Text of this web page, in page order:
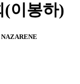
(이봉하)